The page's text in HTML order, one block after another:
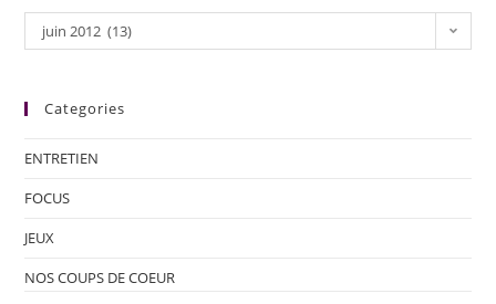
juin 2012 (13)
Categories
ENTRETIEN
FOCUS
JEUX
NOS COUPS DE COEUR